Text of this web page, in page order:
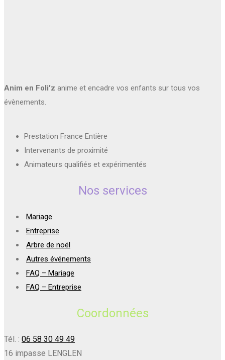
Anim en Foli'z anime et encadre vos enfants sur tous vos
évènements.
Prestation France Entière
Intervenants de proximité
Animateurs qualifiés et expérimentés
Nos services
Mariage
Entreprise
Arbre de noël
Autres événements
FAQ – Mariage
FAQ – Entreprise
Coordonnées
Tél. : 06 58 30 49 49
16 impasse LENGLEN